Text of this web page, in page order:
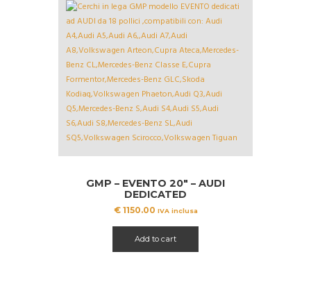
GMP – EVENTO 20″ – AUDI
DEDICATED
€1150.00 IVA inclusa
Add to cart